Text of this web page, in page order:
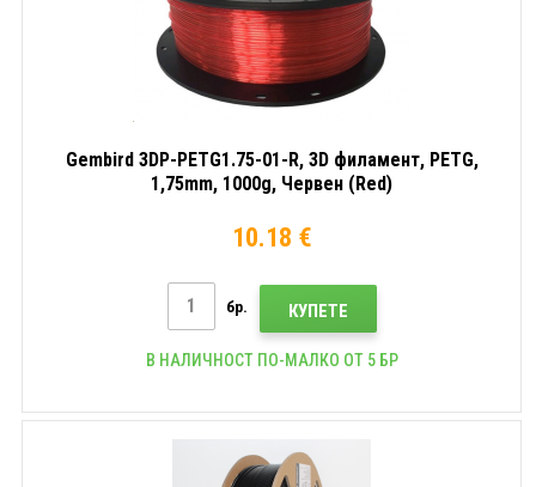
Gembird 3DP-PETG1.75-01-R, 3D филамент, PETG,
1,75mm, 1000g, Червен (Red)
10.18 €
бр. КУПЕТЕ
В НАЛИЧНОСТ ПО-МАЛКО ОТ 5 БР